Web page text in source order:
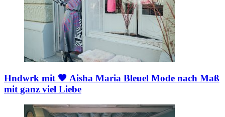
Hndwrk mit 🖤 Aisha Maria Bleuel Mode nach Maß
mit ganz viel Liebe